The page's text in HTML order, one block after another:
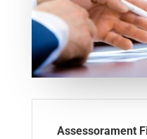
Assessorament